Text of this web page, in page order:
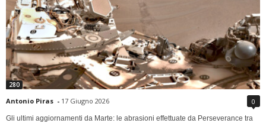
280
Antonio Piras - 17 Giugno 2026 0
Gli ultimi aggiornamenti da Marte: le abrasioni effettuate da Perseverance tra